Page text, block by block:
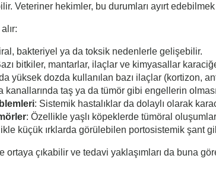
Veteriner hekimler, bu durumları ayırt
bakteriyel ya da toksik nedenlerle gelişebilir.
bitkiler, mantarlar, ilaçlar ve kimyasallar
yüksek dozda kullanılan bazı ilaçlar (kortizon,
kanallarında taş ya da tümör gibi engellerin
: Sistemik hastalıklar da dolaylı olarak
: Özellikle yaşlı köpeklerde tümöral
küçük ırklarda görülebilen portosistemik şant
ortaya çıkabilir ve tedavi yaklaşımları da buna